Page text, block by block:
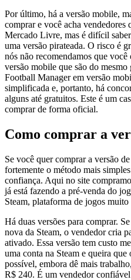
Por último, há a versão mobile,
comprar e você acha
Mercado Livre, mas é difícil
uma versão pirateada. O risco é
nós não recomendamos que
versão mobile que são do
Football Manager em versão
simplificada e, portanto, há
alguns até gratuitos. Este é um
comprar de forma oficial.
Como comprar a
Se você quer comprar a versão
fortemente o método mais
confiança. Aqui no site
já está fazendo a pré-venda do
Steam, plataforma de jogos
Há duas versões para comprar.
nova da Steam, o vendedor cria
ativado. Essa versão tem custo
uma conta na Steam e queira
possível, embora dê mais
R$ 240. É um vendedor